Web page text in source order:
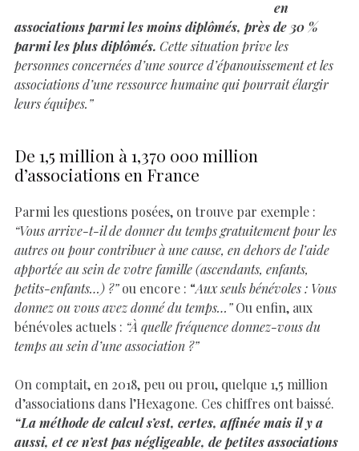
en
associations parmi les moins diplômés, près de 30 %
parmi les plus diplômés. Cette situation prive les
personnes concernées d’une source d’épanouissement et les
associations d’une ressource humaine qui pourrait élargir
leurs équipes.”
De 1,5 million à 1,370 000 million
d’associations en France
Parmi les questions posées, on trouve par exemple :
“Vous arrive-t-il de donner du temps gratuitement pour les
autres ou pour contribuer à une cause, en dehors de l’aide
apportée au sein de votre famille (ascendants, enfants,
petits-enfants…) ?”ou encore : “Aux seuls bénévoles : Vous
donnez ou vous avez donné du temps…”Ou enfin, aux
bénévoles actuels : “À quelle fréquence donnez-vous du
temps au sein d’une association ?”
On comptait, en 2018, peu ou prou, quelque 1,5 million
d’associations dans l’Hexagone. Ces chiffres ont baissé.
“La méthode de calcul s’est, certes, affinée mais il y a
aussi, et ce n’est pas négligeable, de petites associations